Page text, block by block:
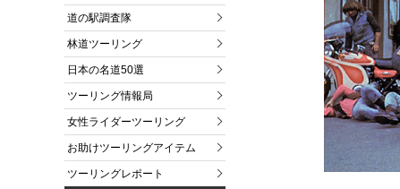
道の駅調査隊
林道ツーリング
日本の名道50選
ツーリング情報局
女性ライダーツーリング
お助けツーリングアイテム
ツーリングレポート